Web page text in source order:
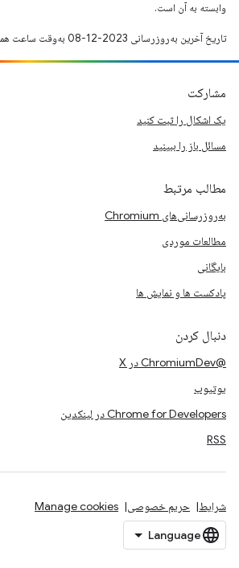
وابسته به آن است.
تاریخ آخرین به‌روزرسانی 2023-12-08 به‌وقت ساعت هماهنگ جهانی.
مشارکت
یک اشکال را ثبت کنید
مسائل باز را ببینید
مطالب مرتبط
به‌روزرسانی‌های Chromium
مطالعات موردی
بایگانی
پادکست ها و نمایش ها
دنبال کردن
@ChromiumDev در X
یوتیوب
Chrome for Developers در لینکدین
RSS
شرایط حریم خصوصی Manage cookies